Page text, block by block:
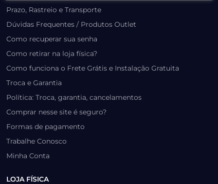
Prazo, Rastreio e Transporte
Dúvidas Frequentes / Produtos Outlet
Como recuperar sua senha
Como retirar na loja física?
Como funciona o Frete Grátis e Instalação Gratuita
Troca e Garantia
Política: Troca, garantia, cancelamentos
Comprar nesse site é seguro?
Formas de pagamento
Trabalhe Conosco
Minha Conta
LOJA FÍSICA